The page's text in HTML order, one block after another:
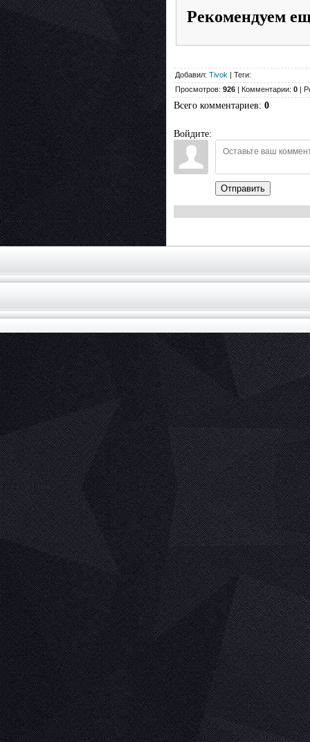
Рекомендуем
Добавил: Tivok | Теги:
Просмотров: 926 | Комментарии: 0 |
Всего комментариев: 0
Войдите:
Отправить